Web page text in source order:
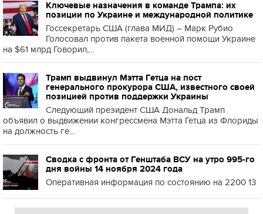
Ключевые назначения в команде Трампа: их
позиции по Украине и международной политике
Госсекретарь США (глава МИД) – Марк Рубио
Голосовал против пакета военной помощи Украине
на $61 млрд Говорил,...
Трамп выдвинул Мэтта Гетца на пост
генерального прокурора США, известного своей
позицией против поддержки Украины
Следующий президент США Дональд Трамп
объявил о выдвижении конгрессмена Мэтта Гетца из Флориды
на должность ге...
Сводка с фронта от Генштаба ВСУ на утро 995-го
дня войны 14 ноября 2024 года
Оперативная информация по состоянию на 2200 13